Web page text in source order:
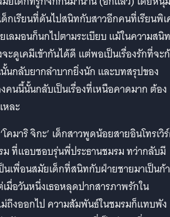
กเรียนที่ดันไปสนิทกับสาวอีกคนที่เรียนพิ
ลมอนก็นกไปตามระเบียบ แม้ในความสนิท
ดูเคมีเข้ากันได้ดี แต่พอเป็นเรื่องรักที่จะ
นกลับยากลำบากยิ่งนัก และบทสรุปของ
นนี้นั้นกลับเป็นเรื่องที่เหนือคาดมาก ต้อง
หละ
มาริ จิกะ’ เด็กสาวพูดน้อยสายอินโทรเวิ
ที่แอบชอบรุ่นพี่ประธานชมรม ทว่ากลับมี
นเพื่อนสมัยเด็กที่สนิทกับฝ่ายชายมาเป็นก้
มื่อวันหนึ่งเธอหลุดปากสารภาพรักใน
ถึงออกไป ความสัมพันธ์ในชมรมก็แทบพัง